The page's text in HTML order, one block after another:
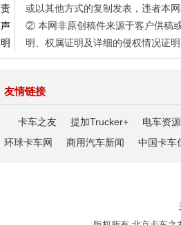
责
声
明
或以其他方式的复制发表，违者本
② 本网非原创稿件来源于客户供稿
明、权属证明及详细的侵权情况证
友情链接
卡车之友 提加Trucker+
电车资源
环球卡车网
商用汽车新闻 中国卡车